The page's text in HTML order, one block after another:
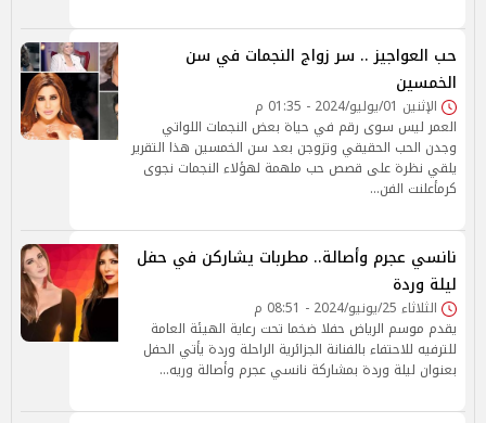
حب العواجيز .. سر زواج النجمات في سن
الخمسين
الإثنين 01/يوليو/2024 - 01:35 م
العمر ليس سوى رقم في حياة بعض النجمات اللواتي
وجدن الحب الحقيقي وتزوجن بعد سن الخمسين هذا التقرير
يلقي نظرة على قصص حب ملهمة لهؤلاء النجمات نجوى
كرمأعلنت الفن…
نانسي عجرم وأصالة.. مطربات يشاركن في حفل
ليلة وردة
الثلاثاء 25/يونيو/2024 - 08:51 م
يقدم موسم الرياض حفلا ضخما تحت رعاية الهيئة العامة
للترفيه للاحتفاء بالفنانة الجزائرية الراحلة وردة يأتي الحفل
بعنوان ليلة وردة بمشاركة نانسي عجرم وأصالة وريه…